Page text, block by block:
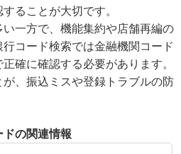
ることが大切です。
一方で、機能集約や店舗再編の
コード検索では金融機関コード
確に確認する必要があります。
、振込ミスや登録トラブルの防
の関連情報